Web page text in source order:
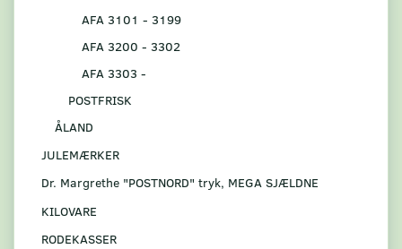
AFA 3101 - 3199
AFA 3200 - 3302
AFA 3303 -
POSTFRISK
ÅLAND
JULEMÆRKER
Dr. Margrethe "POSTNORD" tryk, MEGA SJÆLDNE
KILOVARE
RODEKASSER